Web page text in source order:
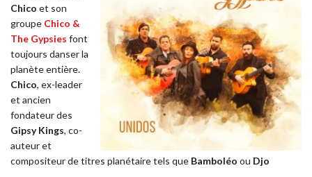
Chico et son
groupe Chico &
The Gypsies font
toujours danser la
planète entière.
Chico, ex-leader
et ancien
fondateur des
Gipsy Kings, co-
auteur et
compositeur de titres planétaire tels que Bamboléo ou Djo